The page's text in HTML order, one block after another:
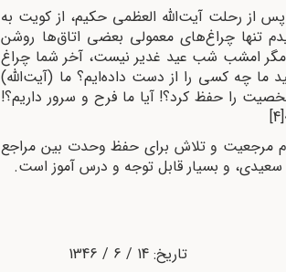
از رحلت آیت‌الله العظمی حکیم، از کویت به
تنها چراغ‌های معمولی بعضی اتاق‌ها روشن
امشب شب عید غدیر نیست، آخر شما چراغ
ما چه کسی را از دست داده‌ایم؟ ما (آیت‌الله)
را حفظ کرد؟! آیا ما فرح و سرور داریم؟!
[4]
مرجعیت و تلاش برای حفظ وحدت بین مراجع
سعیدی، و بسیار قابل توجه و درس آموز است.